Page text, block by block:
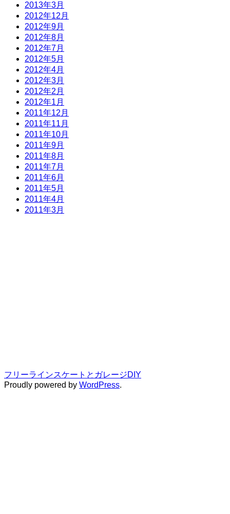
2013年3月
2012年12月
2012年9月
2012年8月
2012年7月
2012年5月
2012年4月
2012年3月
2012年2月
2012年1月
2011年12月
2011年11月
2011年10月
2011年9月
2011年8月
2011年7月
2011年6月
2011年5月
2011年4月
2011年3月
フリーラインスケートとガレージDIY
Proudly powered by WordPress.